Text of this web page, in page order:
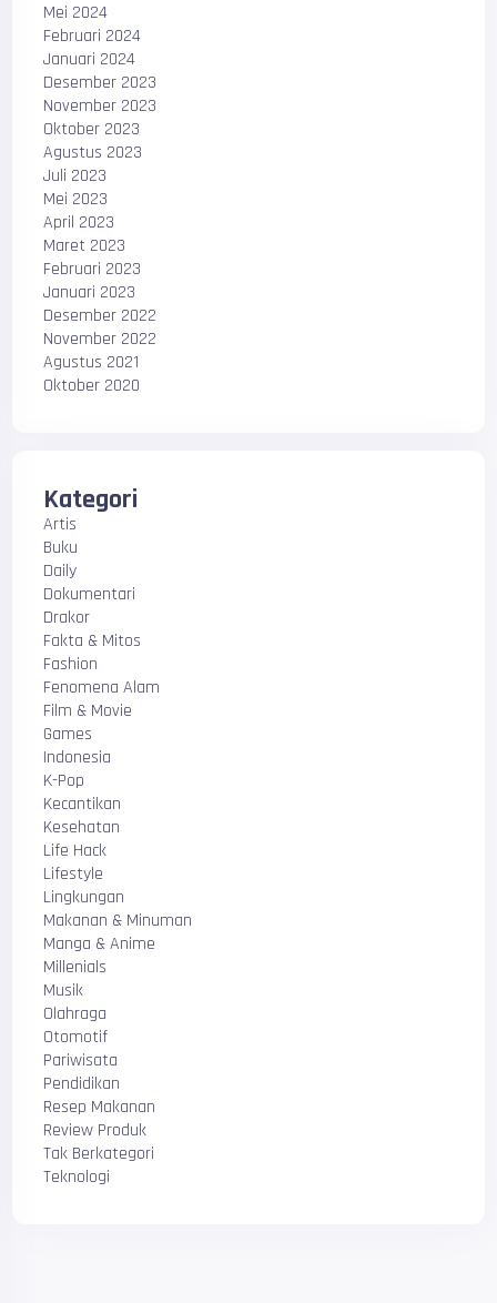
Mei 2024
Februari 2024
Januari 2024
Desember 2023
November 2023
Oktober 2023
Agustus 2023
Juli 2023
Mei 2023
April 2023
Maret 2023
Februari 2023
Januari 2023
Desember 2022
November 2022
Agustus 2021
Oktober 2020
Kategori
Artis
Buku
Daily
Dokumentari
Drakor
Fakta & Mitos
Fashion
Fenomena Alam
Film & Movie
Games
Indonesia
K-Pop
Kecantikan
Kesehatan
Life Hack
Lifestyle
Lingkungan
Makanan & Minuman
Manga & Anime
Millenials
Musik
Olahraga
Otomotif
Pariwisata
Pendidikan
Resep Makanan
Review Produk
Tak Berkategori
Teknologi